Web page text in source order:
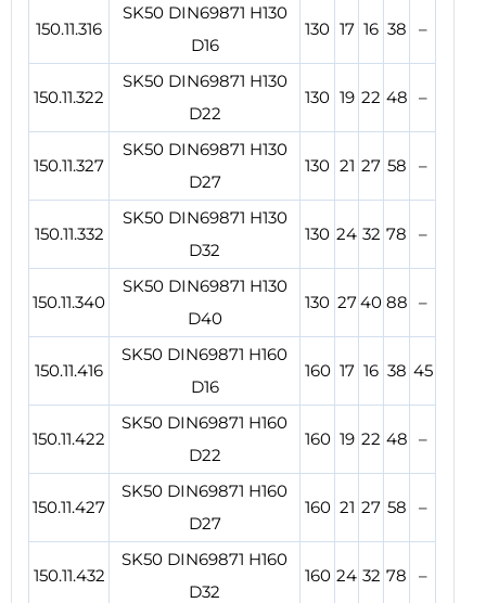
150.11.316
SK50 DIN69871 H130
D16
130 17 16 38 –
150.11.322
SK50 DIN69871 H130
D22
130 19 22 48 –
150.11.327
SK50 DIN69871 H130
D27
130 21 27 58 –
150.11.332
SK50 DIN69871 H130
D32
130 24 32 78 –
150.11.340
SK50 DIN69871 H130
D40
130 2740 88 –
150.11.416
SK50 DIN69871 H160
D16
160 17 16 38 45
150.11.422
SK50 DIN69871 H160
D22
160 19 22 48 –
150.11.427
SK50 DIN69871 H160
D27
160 21 27 58 –
150.11.432
SK50 DIN69871 H160
D32
160 24 32 78 –